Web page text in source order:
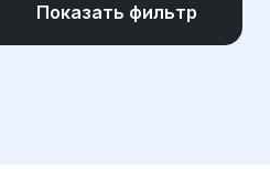
Показать фильтр